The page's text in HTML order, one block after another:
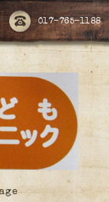
017-765-1188